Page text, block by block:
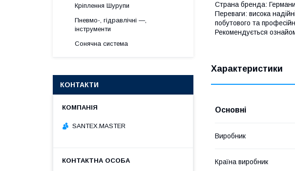
Страна бренда:
Переваги: висока
побутового та
Рекомендується
Характеристики
Основні
Виробник
Країна виробник
Кріплення Шурупи
Пневмо-, гідравлічні —,
інструменти
Сонячна система
КОНТАКТИ
SANTEX.MASTER